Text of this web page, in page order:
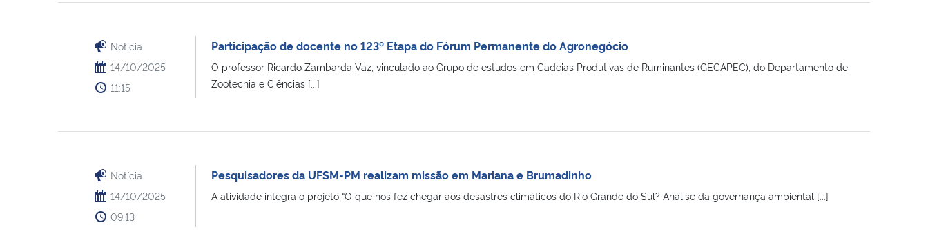
Notícia
14/10/2025
11:15
Participação de docente no 123º Etapa do Fórum Permanente do Agronegócio
O professor Ricardo Zambarda Vaz, vinculado ao Grupo de estudos em Cadeias Produtivas de Ruminantes (GECAPEC), do Departamento de
Zootecnia e Ciências [...]
Notícia
14/10/2025
09:13
Pesquisadores da UFSM-PM realizam missão em Mariana e Brumadinho
A atividade integra o projeto “O que nos fez chegar aos desastres climáticos do Rio Grande do Sul? Análise da governança ambiental [...]